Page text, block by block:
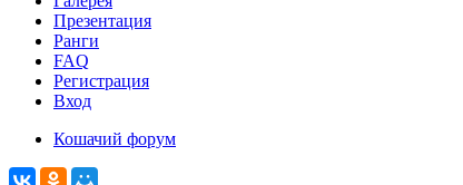
Презентация
Ранги
FAQ
Регистрация
Вход
Кошачий форум